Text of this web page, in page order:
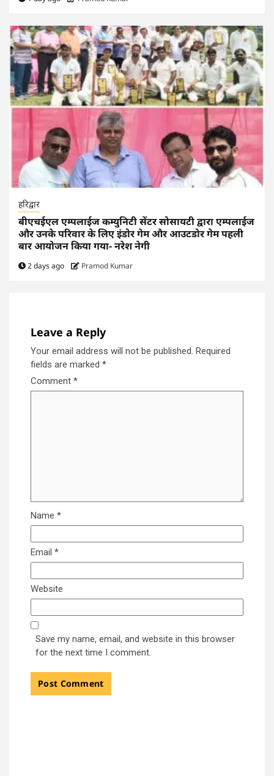
हरिद्वार
बीएचईएल एम्पलाईज कम्युनिटी सेंटर सोसायटी द्वारा एम्पलाईज
और उनके परिवार के लिए इंडोर गेम और आउटडोर गेम पहली
बार आयोजन किया गया- नरेश नेगी
2 days ago Pramod Kumar
Leave a Reply
Your email address will not be published. Required
fields are marked *
Comment *
Name *
Email *
Website
Save my name, email, and website in this browser
for the next time I comment.